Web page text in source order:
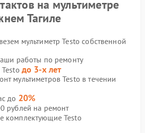
на мультиметре
Тагиле
мультиметр Testo собственной
работы по ремонту
до 3-х лет
мультиметров Testo в течении
до 20%
рублей на ремонт
комплектующие Testo